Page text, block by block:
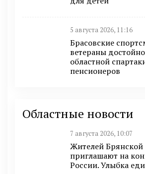
5 августа 2026, 11:16
Брасовские
ветераны
областной
пенсионеров
Областные новости
7 августа 2026, 10:07
Жителей Брянской
приглашают на
России. Улыбка